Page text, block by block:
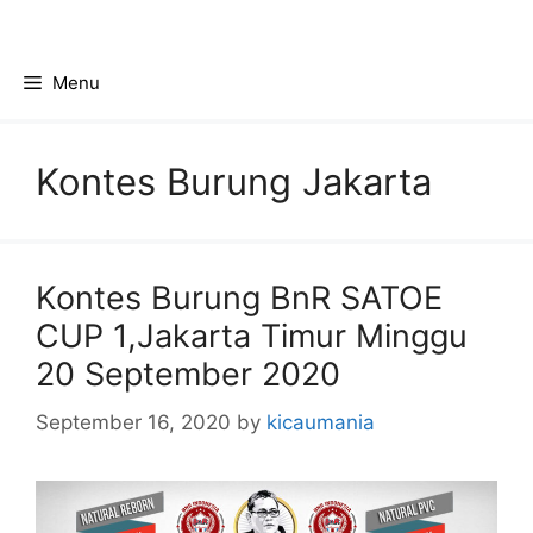
contentMenu
Kontes Burung Jakarta
Kontes Burung BnR SATOE
CUP 1,Jakarta Timur Minggu
20 September 2020
September 16, 2020 by kicaumania